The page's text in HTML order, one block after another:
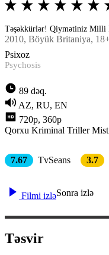
Təşəkkürlər! Qiymətiniz Milli
2010, Böyük Britaniya,
Psixoz
Psychosis
89 dəq.
AZ, RU, EN
720p, 360p
Qorxu Kriminal Triller
7.67 TvSeans 3.7
Filmi izləSonra izlə
Təsvir